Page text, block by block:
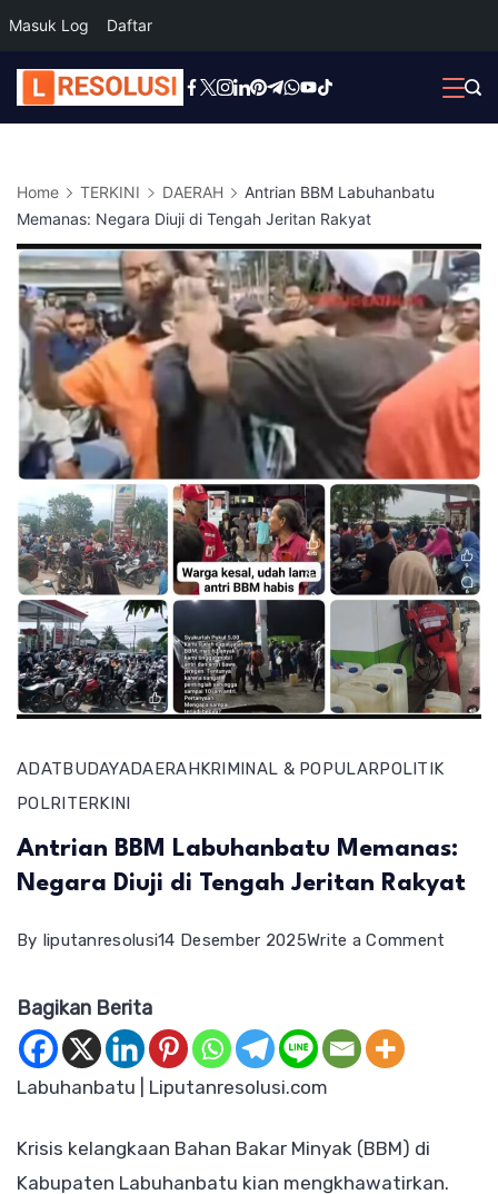
Masuk Log Daftar
Skip
to
Home TERKINI DAERAH
Antrian BBM Labuhanbatu
Memanas: Negara Diuji di Tengah Jeritan Rakyat
ADATBUDAYADAERAHKRIMINAL & POPULARPOLITIK
POLRITERKINI
Antrian BBM Labuhanbatu Memanas:
Negara Diuji di Tengah Jeritan Rakyat
By liputanresolusi14 Desember 2025Write a Comment
Bagikan Berita
Labuhanbatu | Liputanresolusi.com
Krisis kelangkaan Bahan Bakar Minyak (BBM) di
Kabupaten Labuhanbatu kian mengkhawatirkan.